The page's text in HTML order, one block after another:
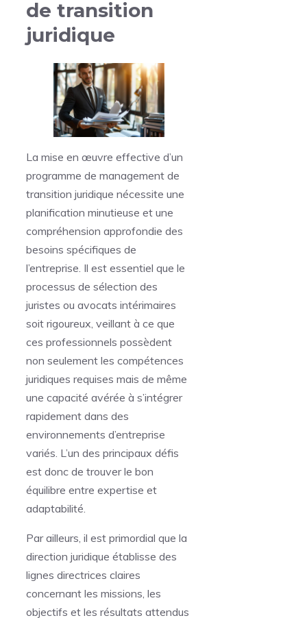
de transition
juridique
La mise en œuvre effective d’un
programme de management de
transition juridique nécessite une
planification minutieuse et une
compréhension approfondie des
besoins spécifiques de
l’entreprise. Il est essentiel que le
processus de sélection des
juristes ou avocats intérimaires
soit rigoureux, veillant à ce que
ces professionnels possèdent
non seulement les compétences
juridiques requises mais de même
une capacité avérée à s’intégrer
rapidement dans des
environnements d’entreprise
variés. L’un des principaux défis
est donc de trouver le bon
équilibre entre expertise et
adaptabilité.
Par ailleurs, il est primordial que la
direction juridique établisse des
lignes directrices claires
concernant les missions, les
objectifs et les résultats attendus